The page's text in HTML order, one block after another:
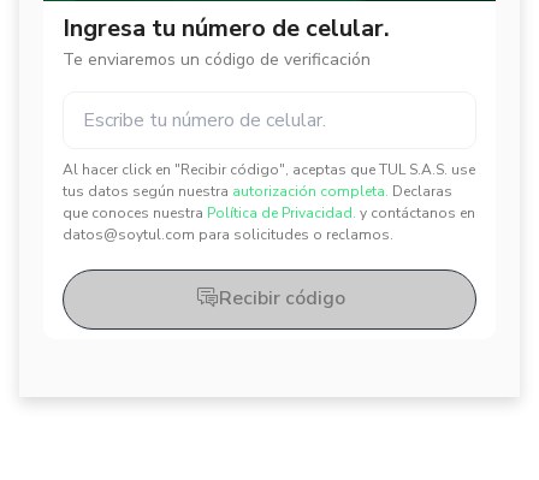
Ingresa tu número de celular.
Te enviaremos un código de verificación
Al hacer click en "Recibir código", aceptas que TUL S.A.S. use
tus datos según nuestra autorización completa. Declaras
que conoces nuestra Política de Privacidad. y contáctanos en
datos@soytul.com para solicitudes o reclamos.
✕
✕
Recibir código